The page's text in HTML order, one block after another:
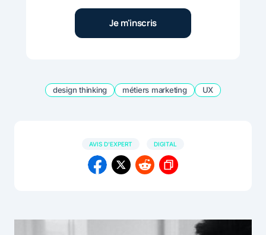
design thinking métiers marketing UX
AVIS D'EXPERT DIGITAL